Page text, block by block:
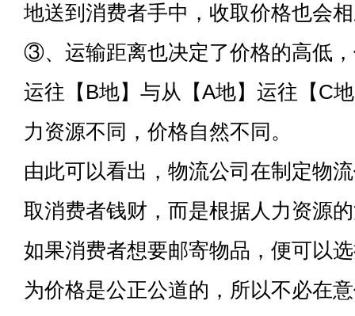
地送到消费者手中，收取价格也会
③、运输距离也决定了价格的高低
运往【B地】与从【A地】运往【C
力资源不同，价格自然不同。
由此可以看出，物流公司在制定物
取消费者钱财，而是根据人力资源
如果消费者想要邮寄物品，便可以
为价格是公正公道的，所以不必在